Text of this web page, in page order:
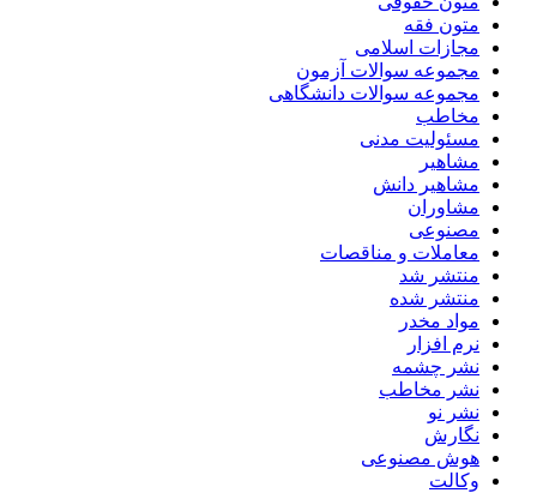
متون فقه
مجازات اسلامی
مجموعه سوالات آزمون
مجموعه سوالات دانشگاهی
مخاطب
مسئولیت مدنی
مشاهیر
مشاهیر دانش
مشاوران
مصنوعی
معاملات و مناقصات
منتشر شد
منتشر شده
مواد مخدر
نرم افزار
نشر چشمه
نشر مخاطب
نشر نو
نگارش
هوش مصنوعی
وکالت